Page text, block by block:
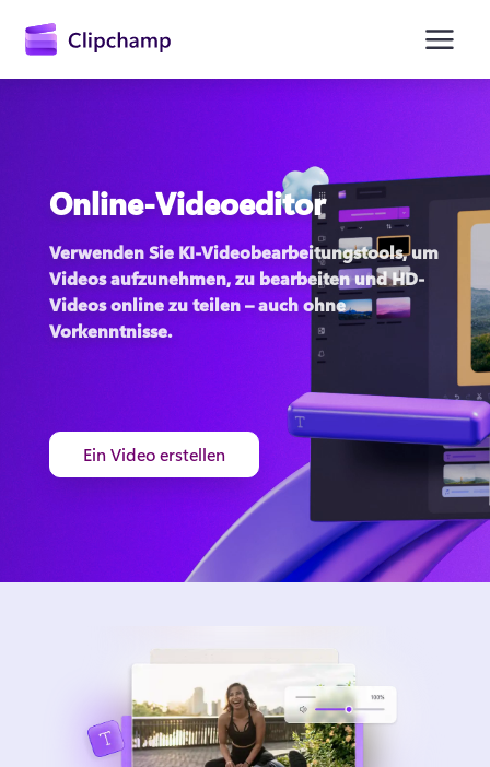
Online-Videoeditor
Verwenden Sie KI-Videobearbeitungstools, um
Videos aufzunehmen, zu bearbeiten und HD-
Videos online zu teilen – auch ohne
Vorkenntnisse.
Ein Video erstellen